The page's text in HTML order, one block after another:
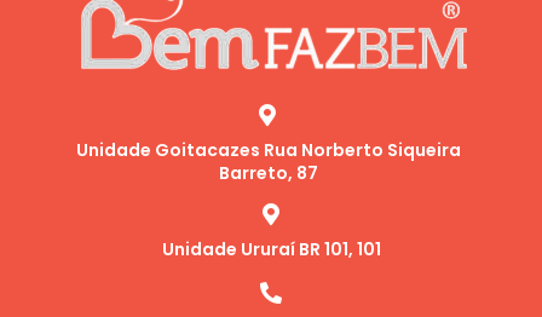
Barreto, 87